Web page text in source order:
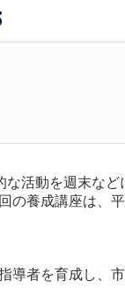
活動を週末な
の養成講座は、
を育成し、市